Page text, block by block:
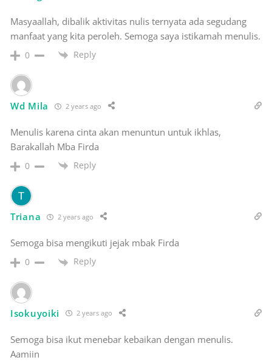
Masyaallah, dibalik aktivitas nulis ternyata ada segudang
manfaat yang kita peroleh. Semoga saya istikamah menulis.
0 Reply
Wd Mila 2 years ago
Menulis karena cinta akan menuntun untuk ikhlas,
Barakallah Mba Firda
0 Reply
Triana 2 years ago
Semoga bisa mengikuti jejak mbak Firda
0 Reply
Isokuyoiki 2 years ago
Semoga bisa ikut menebar kebaikan dengan menulis.
Aamiin